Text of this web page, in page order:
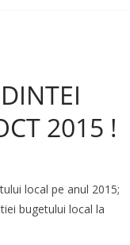
2015 !
local pe anul 2015;
bugetului local la